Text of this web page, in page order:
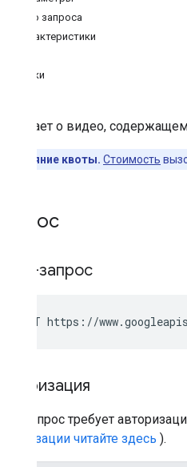
Тело запроса
Характеристики
Ошибки
Сообщает о видео,
Влияние квоты. Стоимость
Запрос
HTTP-запрос
POST https://
Авторизация
Этот запрос требует
авторизации читайте здесь ).